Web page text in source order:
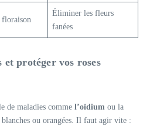
floraison
Éliminer les fleurs
fanées
protéger vos roses
de maladies comme l’oïdium ou la
blanches ou orangées. Il faut agir vite :